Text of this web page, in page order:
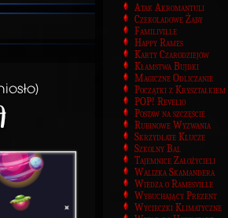
Atak Akromantuli
Czekoladowe Żaby
Familiville
Happy Rames
Karty Czarodziejów
Kłamstwa Bujdki
Magiczne Odliczanie
Początki z Kryształkiem
POP! Revelio
Postaw na szczęście
Rubinowe Wyzwania
Skrzydlate Klucze
Szkolny Bal
Tajemnice Założycieli
Walizka Skamandera
Wiedza o Ramesville
Wybuchający Prezent
Wycieczki Klimatyczne